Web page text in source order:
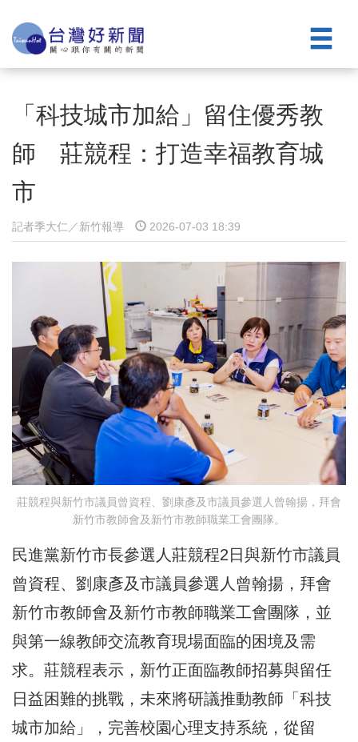
「科技城市加給」留住優秀教
師 莊競程：打造幸福教育城
市
記者季大仁／新竹報導 2026-07-03 18:39
莊競程與新竹市議員曾資程、劉康彥及市議員參選人曾翰揚，拜會
新竹市教師會及新竹市教師職業工會團隊。
民進黨新竹市長參選人莊競程2日與新竹市議員
曾資程、劉康彥及市議員參選人曾翰揚，拜會
新竹市教師會及新竹市教師職業工會團隊，並
與第一線教師交流教育現場面臨的困境及需
求。莊競程表示，新竹正面臨教師招募與留任
日益困難的挑戰，未來將研議推動教師「科技
城市加給」，完善校園心理支持系統，從留